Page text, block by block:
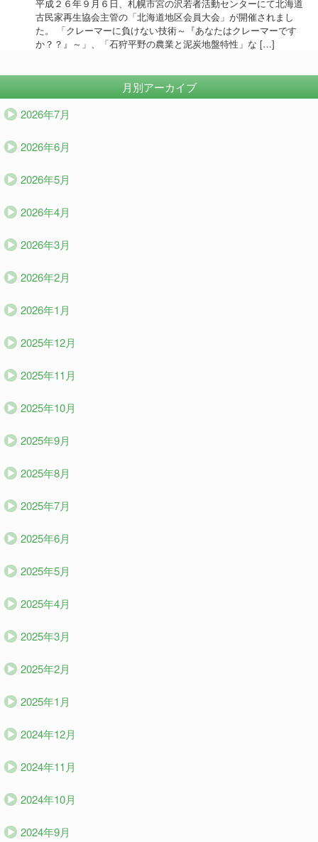
平成２６年９月６日、札幌市宮の沢若者活動センターにて北海道
古民家再生協会主管の「北海道地区会員大会」が開催されまし
た。 「クレーマーに負けない技術～『あなたはクレーマーです
か？？』～」、「石狩平野の農業と泥炭地盤特性」な […]
月別アーカイブ
2026年7月
2026年6月
2026年5月
2026年4月
2026年3月
2026年2月
2026年1月
2025年12月
2025年11月
2025年10月
2025年9月
2025年8月
2025年7月
2025年6月
2025年5月
2025年4月
2025年3月
2025年2月
2025年1月
2024年12月
2024年11月
2024年10月
2024年9月